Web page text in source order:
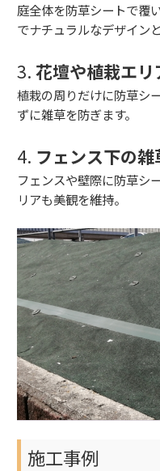
庭全体を防草シートで覆
でナチュラルなデザイン
3. 花壇や植栽エ
植栽の周りだけに防草シ
ずに雑草を防ぎます。
4. フェンス下の
フェンスや壁際に防草シ
リアも美観を維持。
施工事例